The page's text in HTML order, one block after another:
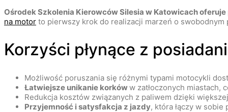
Ośrodek Szkolenia Kierowców Silesia w Katowicach
na motor to pierwszy krok do realizacji marzeń o
Korzyści płynące z
Możliwość poruszania się różnymi typami motocykli
Łatwiejsze unikanie korkóww zatłoczonych miastach,
Redukcja kosztów związanych z paliwem dzięki
Przyjemność i satysfakcja z jazdy, która łączy w